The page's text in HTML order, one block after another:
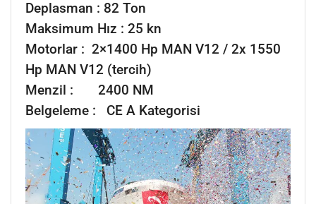
Deplasman : 82 Ton
Maksimum Hız : 25 kn
Motorlar : 2×1400 Hp MAN V12 / 2x 1550
Hp MAN V12 (tercih)
Menzil : 2400 NM
Belgeleme : CE A Kategorisi